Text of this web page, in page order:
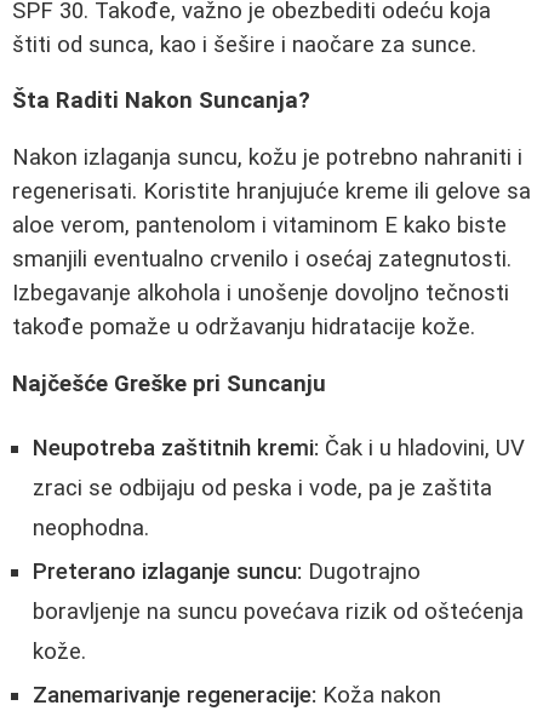
SPF 30. Takođe, važno je obezbediti odeću koja
štiti od sunca, kao i šešire i naočare za sunce.
Šta Raditi Nakon Suncanja?
Nakon izlaganja suncu, kožu je potrebno nahraniti i
regenerisati. Koristite hranjujuće kreme ili gelove sa
aloe verom, pantenolom i vitaminom E kako biste
smanjili eventualno crvenilo i osećaj zategnutosti.
Izbegavanje alkohola i unošenje dovoljno tečnosti
takođe pomaže u održavanju hidratacije kože.
Najčešće Greške pri Suncanju
Neupotreba zaštitnih kremi: Čak i u hladovini, UV
zraci se odbijaju od peska i vode, pa je zaštita
neophodna.
Preterano izlaganje suncu: Dugotrajno
boravljenje na suncu povećava rizik od oštećenja
kože.
Zanemarivanje regeneracije: Koža nakon